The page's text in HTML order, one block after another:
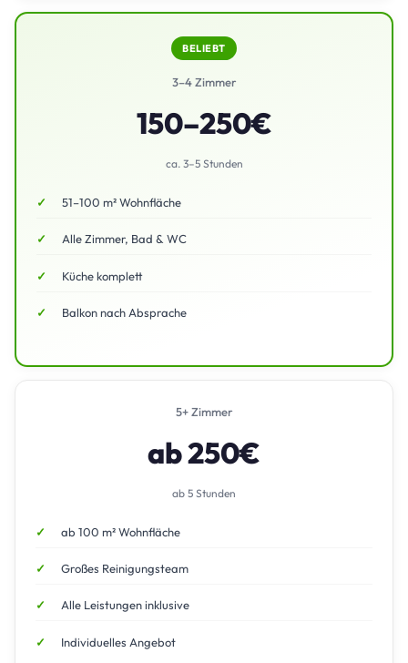
BELIEBT
3–4 Zimmer
150–250€
ca. 3–5 Stunden
51–100 m² Wohnfläche
Alle Zimmer, Bad & WC
Küche komplett
Balkon nach Absprache
5+ Zimmer
ab 250€
ab 5 Stunden
ab 100 m² Wohnfläche
Großes Reinigungsteam
Alle Leistungen inklusive
Individuelles Angebot